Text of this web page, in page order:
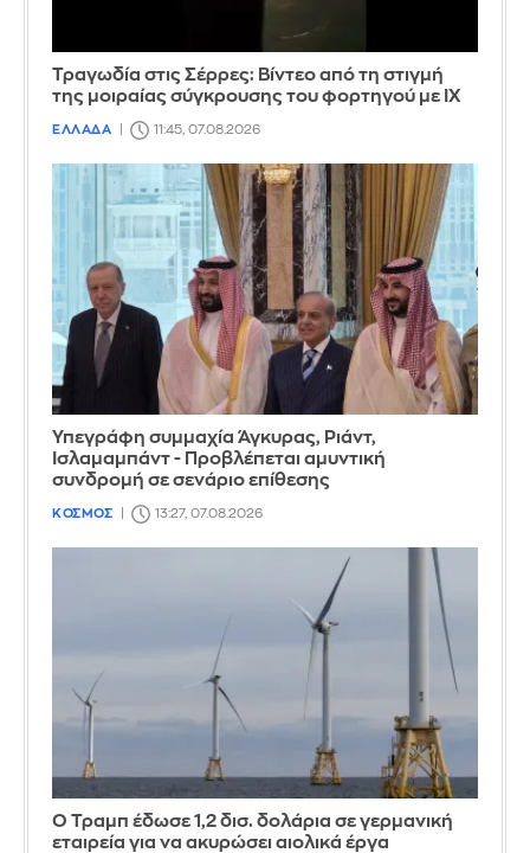
Τραγωδία στις Σέρρες: Βίντεο από τη στιγμή
της μοιραίας σύγκρουσης του φορτηγού με ΙΧ
ΕΛΛΑΔΑ 11:45, 07.08.2026
Υπεγράφη συμμαχία Άγκυρας, Ριάντ,
Ισλαμαμπάντ - Προβλέπεται αμυντική
συνδρομή σε σενάριο επίθεσης
ΚΟΣΜΟΣ 13:27, 07.08.2026
Ο Τραμπ έδωσε 1,2 δισ. δολάρια σε γερμανική
εταιρεία για να ακυρώσει αιολικά έργα